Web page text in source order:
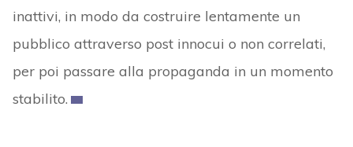
inattivi, in modo da costruire lentamente un
pubblico attraverso post innocui o non correlati,
per poi passare alla propaganda in un momento
stabilito.